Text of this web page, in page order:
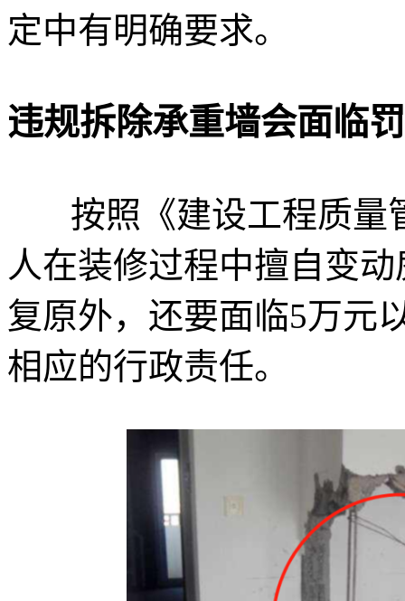
定中有明确要求。
违规拆除承重墙会面临
按照《建设工程质量
人在装修过程中擅自变
复原外，还要面临5万元
相应的行政责任。